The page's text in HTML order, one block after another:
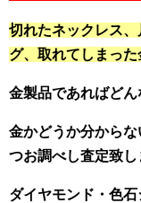
切れたネックレス
グ、取れてしまった
金製品であればどん
金かどうか分から
つお調べし査定致し
ダイヤモンド・色